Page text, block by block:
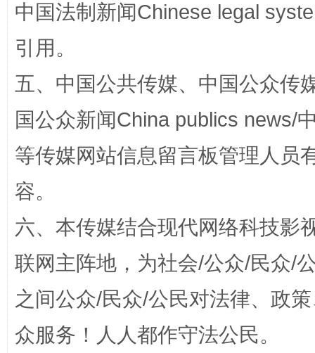
中国法制新闻Chinese legal
引用。
五、中国公共传媒、中国公众传
国公众新闻China publics news/
等传媒网站信息留言板管理人员
容。
六、本传媒结合现代网络科技影
联网主阵地，为社会/公众/民众/
之间公众/民众/公民对法律、政
众服务！人人都作守法公民。